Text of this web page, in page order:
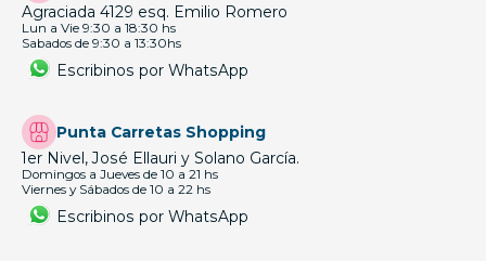
Agraciada 4129 esq. Emilio Romero
Lun a Vie 9:30 a 18:30 hs
Sabados de 9:30 a 13:30hs
Escribinos por WhatsApp
Punta Carretas Shopping
1er Nivel, José Ellauri y Solano García.
Domingos a Jueves de 10 a 21 hs
Viernes y Sábados de 10 a 22 hs
Escribinos por WhatsApp